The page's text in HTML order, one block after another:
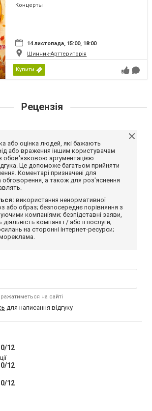
Концерты
14 листопада, 15:00, 18:00
Шинник-Арттериторія
Купити
Рецензія
або оцінка людей, які бажають
або враження іншим користувачам
обов'язковою аргументацією
Це допоможе багатьом прийняти
Коментарі призначені для
обговорення, а також для роз'яснення
використання ненормативної
або образ; безпосереднє порівняння з
компаніями; безпідставні заяви,
компанії і / або її послуги;
на сторонні інтернет-ресурси;
на сайті
для написання відгуку
0/12
0/12
0/12